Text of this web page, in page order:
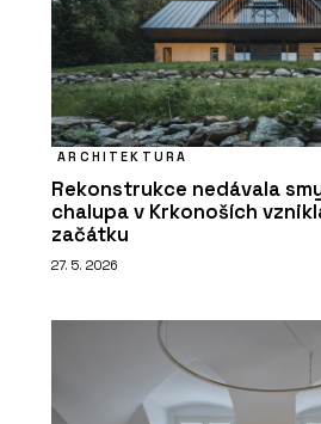
ARCHITEKTURA
Rekonstrukce nedávala
chalupa v Krkonoších
začátku
27. 5. 2026